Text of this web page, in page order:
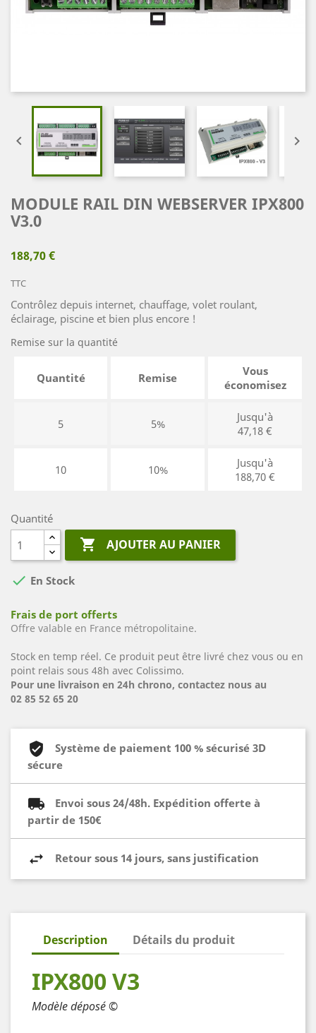
 
MODULE RAIL DIN WEBSERVER IPX800
V3.0
188,70 €
TTC
Contrôlez depuis internet, chauffage, volet roulant,
éclairage, piscine et bien plus encore !
Remise sur la quantité
Quantité Remise
Vous
économisez
5 5%
Jusqu'à
47,18 €
10 10%
Jusqu'à
188,70 €
Quantité
 AJOUTER AU PANIER
 En Stock
Frais de port offerts
Offre valable en France métropolitaine.
Stock en temp réel. Ce produit peut être livré chez vous ou en
point relais sous 48h avec Colissimo.
Pour une livraison en 24h chrono, contactez nous au
02 85 52 65 20
Système de paiement 100 % sécurisé 3D
sécure
Envoi sous 24/48h. Expédition offerte à
partir de 150€
Retour sous 14 jours, sans justification
Description Détails du produit
IPX800 V3
Modèle déposé ©